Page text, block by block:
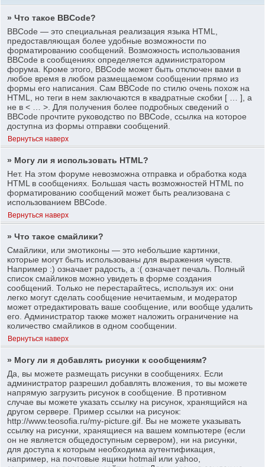
» Что такое BBCode?
BBCode — это специальная реализация языка HTML,
предоставляющая более удобные возможности по
форматированию сообщений. Возможность использования
BBCode в сообщениях определяется администратором
форума. Кроме этого, BBCode может быть отключен вами в
любое время в любом размещаемом сообщении прямо из
формы его написания. Сам BBCode по стилю очень похож на
HTML, но теги в нем заключаются в квадратные скобки [ … ], а
не в < … >. Для получения более подробных сведений о
BBCode прочтите руководство по BBCode, ссылка на которое
доступна из формы отправки сообщений.
Вернуться наверх
» Могу ли я использовать HTML?
Нет. На этом форуме невозможна отправка и обработка кода
HTML в сообщениях. Большая часть возможностей HTML по
форматированию сообщений может быть реализована с
использованием BBCode.
Вернуться наверх
» Что такое смайлики?
Смайлики, или эмотиконы — это небольшие картинки,
которые могут быть использованы для выражения чувств.
Например :) означает радость, а :( означает печаль. Полный
список смайликов можно увидеть в форме создания
сообщений. Только не перестарайтесь, используя их: они
легко могут сделать сообщение нечитаемым, и модератор
может отредактировать ваше сообщение, или вообще удалить
его. Администратор также может наложить ограничение на
количество смайликов в одном сообщении.
Вернуться наверх
» Могу ли я добавлять рисунки к сообщениям?
Да, вы можете размещать рисунки в сообщениях. Если
администратор разрешил добавлять вложения, то вы можете
напрямую загрузить рисунок в сообщение. В противном
случае вы можете указать ссылку на рисунок, хранящийся на
другом сервере. Пример ссылки на рисунок:
http://www.teosofia.ru/my-picture.gif. Вы не можете указывать
ссылку на рисунки, хранящиеся на вашем компьютере (если
он не является общедоступным сервером), ни на рисунки,
для доступа к которым необходима аутентификация,
например, на почтовые ящики hotmail или yahoo,